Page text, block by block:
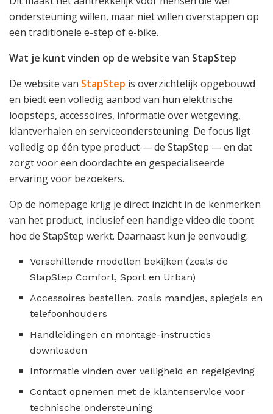
ondersteuning willen, maar niet willen overstappen op
een traditionele e-step of e-bike.
Wat je kunt vinden op de website van StapStep
De website van StapStep is overzichtelijk opgebouwd
en biedt een volledig aanbod van hun elektrische
loopsteps, accessoires, informatie over wetgeving,
klantverhalen en serviceondersteuning. De focus ligt
volledig op één type product — de StapStep — en dat
zorgt voor een doordachte en gespecialiseerde
ervaring voor bezoekers.
Op de homepage krijg je direct inzicht in de kenmerken
van het product, inclusief een handige video die toont
hoe de StapStep werkt. Daarnaast kun je eenvoudig:
Verschillende modellen bekijken (zoals de
StapStep Comfort, Sport en Urban)
Accessoires bestellen, zoals mandjes, spiegels en
telefoonhouders
Handleidingen en montage-instructies
downloaden
Informatie vinden over veiligheid en regelgeving
Contact opnemen met de klantenservice voor
technische ondersteuning